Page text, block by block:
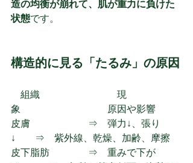
造の均衡が崩れて、肌が重力に負けた
状態です。
構造的に見る「たるみ」の原因
組織　　　　　　　　現
象　　　　　　　　　原因や影響
皮膚　　　　　　⇒　弾力↓、張り
↓　　⇒　紫外線、乾燥、加齢、摩擦
皮下脂肪　　　　⇒　重みで下が